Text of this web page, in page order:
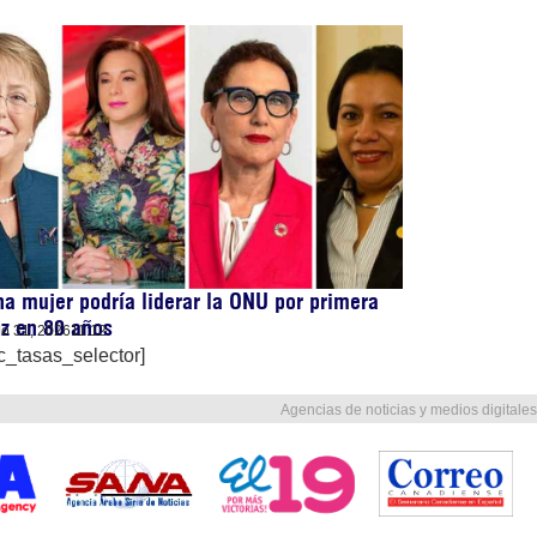
mujer podría liderar la ONU por primera
en 80 años
31, 202611:12
Agencias de noticias y medios digitales